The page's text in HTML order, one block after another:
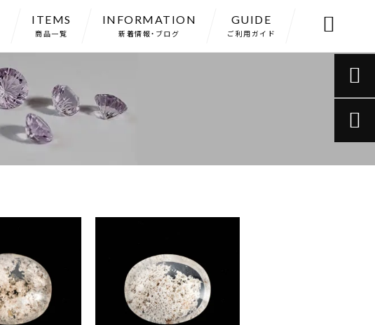
ITEMS
商品一覧
INFORMATION
新着情報・ブログ
GUIDE
ご利用ガイド 

